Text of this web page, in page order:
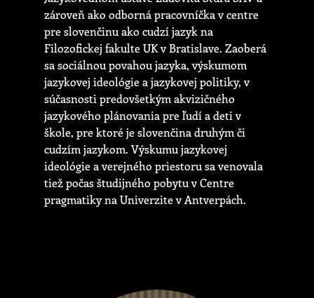
zároveň ako odborná pracovníčka v centre
pre slovenčinu ako cudzí jazyk na
Filozofickej fakulte UK v Bratislave. Zaoberá
sa sociálnou povahou jazyka, výskumom
jazykovej ideológie a jazykovej politiky, v
súčasnosti predovšetkým akvizičného
jazykového plánovania pre ľudí a deti v
škole, pre ktoré je slovenčina druhým či
cudzím jazykom. Výskumu jazykovej
ideológie a verejného priestoru sa venovala
tiež počas študijného pobytu v Centre
pragmatiky na Univerzite v Antverpách.